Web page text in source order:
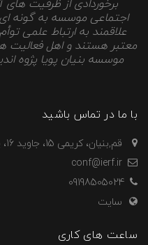
اجتماعی موسسه به گونه
علاقمند به ارتباط علمی
معتبر هستند و اهل فعالیت
موسسه بنیان پویا پژوه
با ما در تماس باشید
قم,بنیان، کریمی 15، جاوید 16، پلاک 53
09198505024
سایت
ساعت های کاری